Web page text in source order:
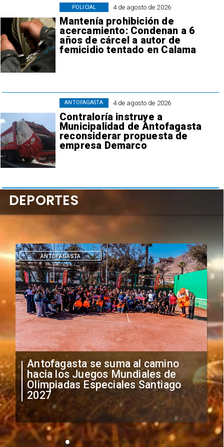
4 de agosto de 2026
Mantenía prohibición de
acercamiento: Condenan a 6
años de cárcel a autor de
femicidio tentado en Calama
POLICIAL
4 de agosto de 2026
Contraloría instruye a
Municipalidad de Antofagasta
reconsiderar propuesta de
empresa Demarco
ANTOFAGASTA
"Falta de profesionalismo": Sifup
anuncia medidas por situación
irregular de futbolistas
extranjeros
DEPORTES
DEPORTES